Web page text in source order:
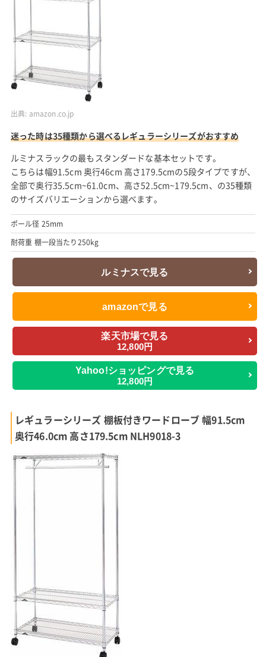
出典: amazon.co.jp
迷った時は35種類から選べるレギュラーシリーズがおすすめ
ルミナスラックの最もスタンダードな基本セットです。
こちらは幅91.5cm 奥行46cm 高さ179.5cmの5段タイプですが、
全部で奥行35.5cm~61.0cm、高さ52.5cm~179.5cm、の35種類
のサイズバリエーションから選べます。
ポール径 25mm
耐荷重 棚一段当たり250kg
ルミナスで見る
amazonで見る
楽天市場で見る
12,800円
Yahoo!ショッピングで見る
12,800円
レギュラーシリーズ 棚板付きワードローブ 幅91.5cm
奥行46.0cm 高さ179.5cm NLH9018-3